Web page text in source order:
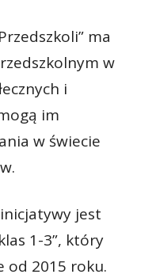
ma
w
i
im
w świecie
jest
1-3”, który
od 2015 roku.